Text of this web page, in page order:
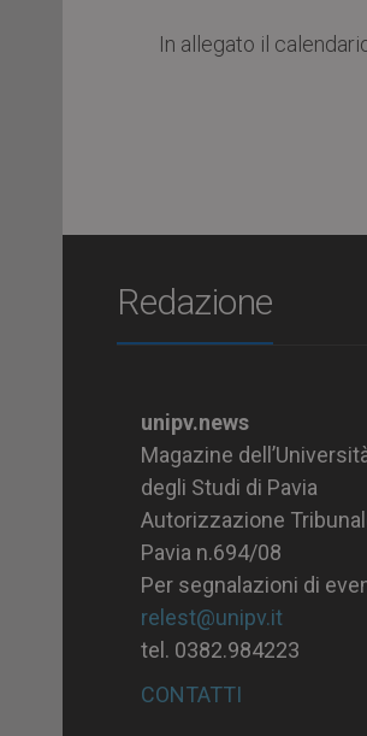
In allegato il
Redazione
unipv.news
Magazine
degli Studi di Pavia
Autorizzazione
Pavia n.694/08
Per segnalazioni di
relest@unipv.it
tel. 0382.984223
CONTATTI